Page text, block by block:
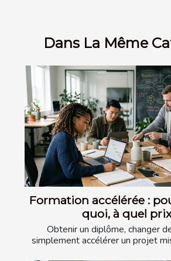
Dans La Même
Formation accélérée :
quoi, à quel
Obtenir un diplôme, changer
simplement accélérer un projet